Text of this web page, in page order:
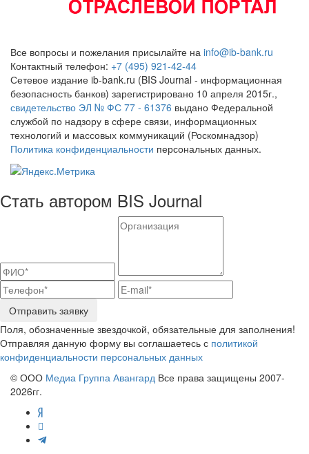
Все вопросы и пожелания присылайте на info@ib-bank.ru
Контактный телефон: +7 (495) 921-42-44
Сетевое издание ib-bank.ru (BIS Journal - информационная
безопасность банков) зарегистрировано 10 апреля 2015г.,
свидетельство ЭЛ № ФС 77 - 61376 выдано Федеральной
службой по надзору в сфере связи, информационных
технологий и массовых коммуникаций (Роскомнадзор)
Политика конфиденциальности персональных данных.
Стать автором BIS Journal
Отправить заявку
Поля, обозначенные звездочкой, обязательные для заполнения!
Отправляя данную форму вы соглашаетесь с политикой
конфиденциальности персональных данных
© ООО Медиа Группа Авангард Все права защищены 2007-
2026гг.